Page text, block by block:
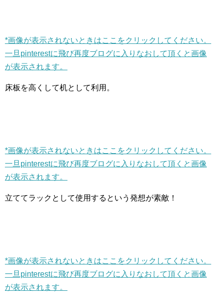
*画像が表示されないときはここをクリックしてください。
一旦pinterestに飛び再度ブログに入りなおして頂くと画像
が表示されます。
床板を高くして机として利用。
*画像が表示されないときはここをクリックしてください。
一旦pinterestに飛び再度ブログに入りなおして頂くと画像
が表示されます。
立ててラックとして使用するという発想が素敵！
*画像が表示されないときはここをクリックしてください。
一旦pinterestに飛び再度ブログに入りなおして頂くと画像
が表示されます。